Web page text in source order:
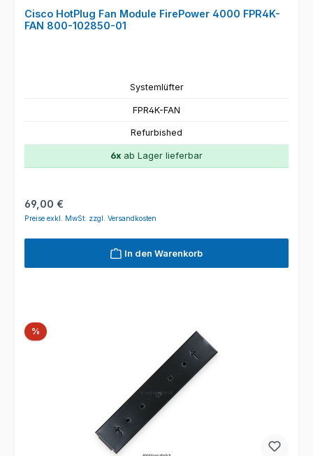
Cisco HotPlug Fan Module FirePower 4000 FPR4K-
FAN 800-102850-01
Systemlüfter
FPR4K-FAN
Refurbished
6x ab Lager lieferbar
Regulärer Preis:
69,00 €
Preise exkl. MwSt. zzgl. Versandkosten
In den Warenkorb
%Rabatt